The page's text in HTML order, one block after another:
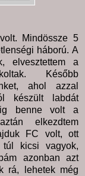
Mindössze 5
háború. A
elvesztettem a
Később
ahol azzal
készült labdát
benne volt a
elkezdtem
FC volt, ott
túl kicsi vagyok,
azonban azt
rá, lehetek még